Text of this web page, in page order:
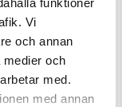
Vi
och annan
medier och
med.
med annan